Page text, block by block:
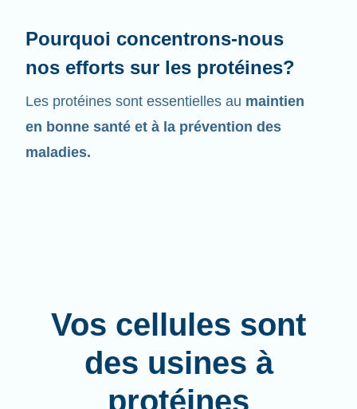
Pourquoi concentrons-nous
nos efforts sur les protéines?
Les protéines sont essentielles au maintien
en bonne santé et à la prévention des
maladies.
Vos cellules sont
des usines à
protéines